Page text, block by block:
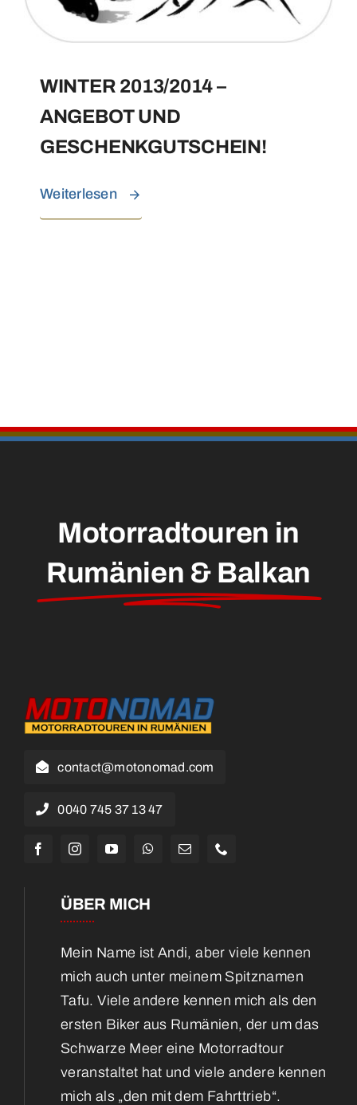
WINTER 2013/2014 –
ANGEBOT UND
GESCHENKGUTSCHEIN!
Weiterlesen
Motorradtouren in
Rumänien & Balkan
contact@motonomad.com
0040 745 37 13 47
ÜBER MICH
Mein Name ist Andi, aber viele kennen
mich auch unter meinem Spitznamen
Tafu. Viele andere kennen mich als den
ersten Biker aus Rumänien, der um das
Schwarze Meer eine Motorradtour
veranstaltet hat und viele andere kennen
mich als „den mit dem Fahrttrieb“.